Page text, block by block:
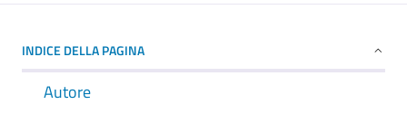
INDICE DELLA PAGINA
Autore